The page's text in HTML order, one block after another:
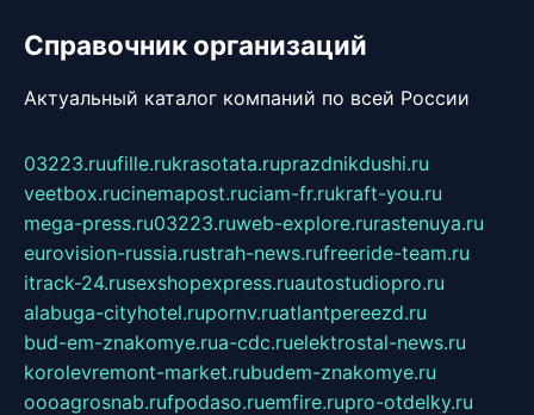
Справочник организаций
Актуальный каталог компаний по всей России
03223.ruufille.rukrasotata.ruprazdnikdushi.ru
veetbox.rucinemapost.ruciam-fr.rukraft-you.ru
mega-press.ru03223.ruweb-explore.rurastenuya.ru
eurovision-russia.rustrah-news.rufreeride-team.ru
itrack-24.rusexshopexpress.ruautostudiopro.ru
alabuga-cityhotel.rupornv.ruatlantpereezd.ru
bud-em-znakomye.rua-cdc.ruelektrostal-news.ru
korolevremont-market.rubudem-znakomye.ru
oooagrosnab.rufpodaso.ruemfire.rupro-otdelky.ru